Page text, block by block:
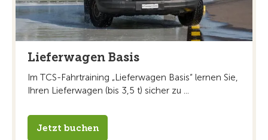
Lieferwagen Basis
Im TCS-Fahrtraining „Lieferwagen Basis“ lernen Sie,
Ihren Lieferwagen (bis 3,5 t) sicher zu ...
Jetzt buchen